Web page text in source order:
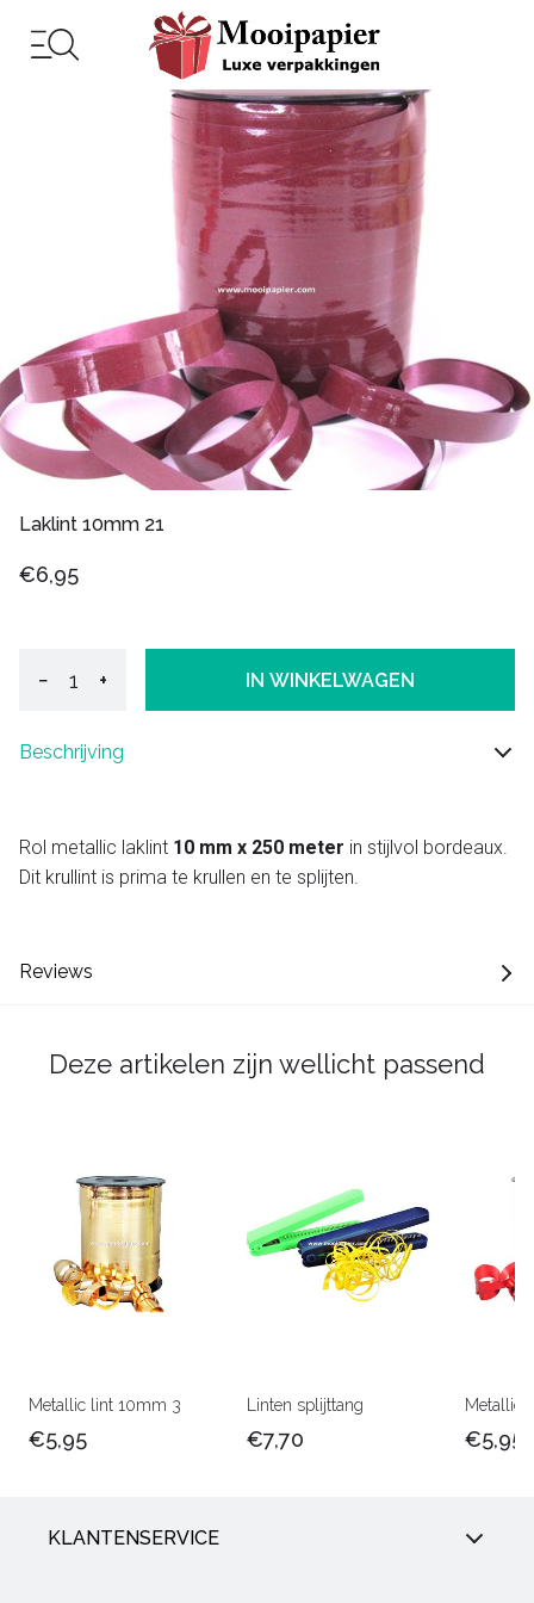
Laklint 10mm 21
€6,95
− + IN WINKELWAGEN
Beschrijving
Rol metallic laklint 10 mm x 250 meter in stijlvol bordeaux.
Dit krullint is prima te krullen en te splijten.
Reviews
Deze artikelen zijn wellicht passend
Metallic lint 10mm 3
€5,95
Linten splijttang
€7,70
Metallic
€5,95
KLANTENSERVICE